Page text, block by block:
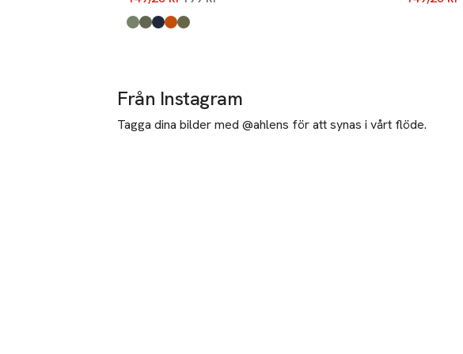
Produkten finns i färgerna:
Green,
Khaki Stripe
Navy,
Rust,
Dino,
Från Instagram
Tagga dina bilder med @ahlens för att synas i vårt flöde.